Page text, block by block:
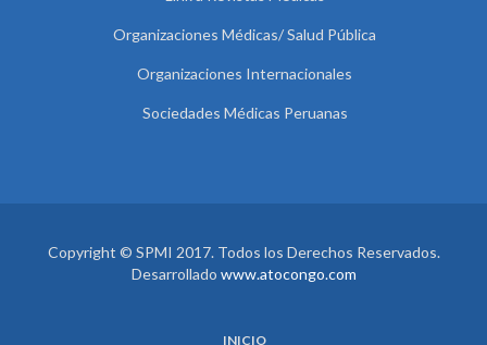
Organizaciones Médicas/ Salud Pública
Organizaciones Internacionales
Sociedades Médicas Peruanas
Copyright © SPMI 2017. Todos los Derechos Reservados.
Desarrollado www.atocongo.com
INICIO